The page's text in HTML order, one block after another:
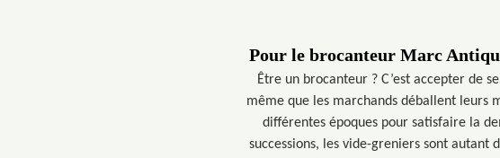
Pour le brocanteur Marc
Être un brocanteur ? C’est accepter de
même que les marchands déballent leurs
différentes époques pour satisfaire la
successions, les vide-greniers sont autant